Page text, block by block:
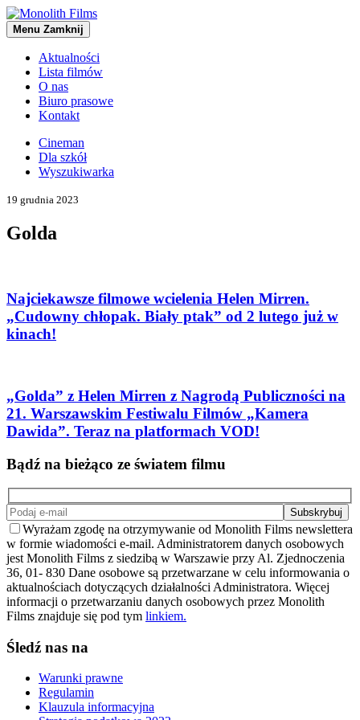
Menu Zamknij
Aktualności
Lista filmów
O nas
Biuro prasowe
Kontakt
Cineman
Dla szkół
Wyszukiwarka
19 grudnia 2023
Golda
Najciekawsze filmowe wcielenia Helen Mirren.
„Cudowny chłopak. Biały ptak” od 2 lutego już w
kinach!
„Golda” z Helen Mirren z Nagrodą Publiczności na
21. Warszawskim Festiwalu Filmów „Kamera
Dawida”. Teraz na platformach VOD!
Bądź na bieżąco ze światem filmu
Wyrażam zgodę na otrzymywanie od Monolith Films newslettera
w formie wiadomości e-mail. Administratorem danych osobowych
jest Monolith Films z siedzibą w Warszawie przy Al. Zjednoczenia
36, 01- 830 Dane osobowe są przetwarzane w celu informowania o
aktualnościach dotyczących działalności Administratora. Więcej
informacji o przetwarzaniu danych osobowych przez Monolith
Films znajduje się pod tym linkiem.
Śledź nas na
Warunki prawne
Regulamin
Klauzula informacyjna